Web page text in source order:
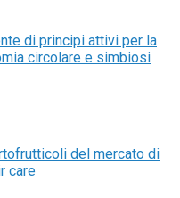
di principi attivi per la
circolare e simbiosi
del mercato di
care